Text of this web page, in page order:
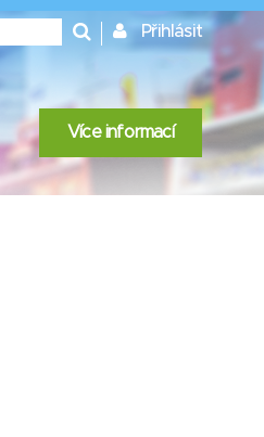
Přihlásit
Více informací